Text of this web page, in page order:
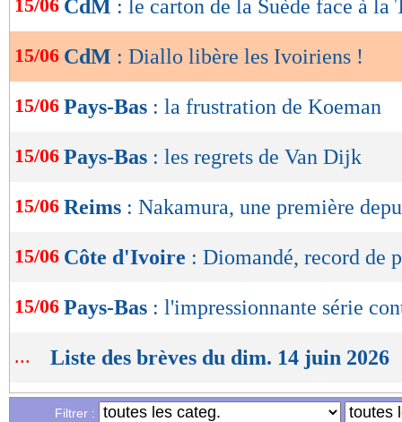
Guide Coupe du monde 2026(infos/stats,
Voir la fiche COTE D'IVOIRE| Voir
Lu 10.911 fois- Damien Da Silva
de
OK
15/06 CdM : le carton de la Suède face à la
15/06 CdM : Diallo libère les Ivoiriens !
15/06 Pays-Bas : la frustration de Koeman
15/06 Pays-Bas : les regrets de Van Dijk
15/06 Reims : Nakamura, une première
15/06 Côte d'Ivoire : Diomandé, record de
15/06 Pays-Bas : l'impressionnante série
... Liste des brèves du dim. 14 juin 2026
Liste des brèves du sam. 13 juin 2026
Filtrer :